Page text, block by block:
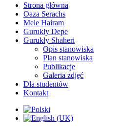
Strona główna
Oaza Serachs
Mele Hairam
Gurukly Depe
Gurukly Shaheri
Opis stanowiska
Plan stanowiska
Publikacje
Galeria zdjęć
Dla studentów
Kontakt